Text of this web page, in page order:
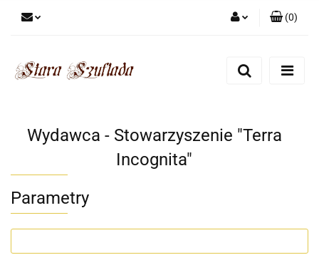
Zarejestruj się
(0)
Wydawca - Stowarzyszenie "Terra
Incognita"
Parametry